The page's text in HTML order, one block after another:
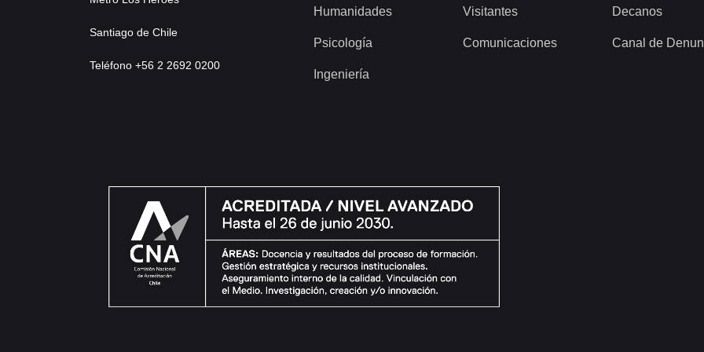
Santiago de Chile
Teléfono +56 2 2692 0200
Humanidades
Psicología
Ingeniería
Visitantes
Comunicaciones
Decanos
Canal de